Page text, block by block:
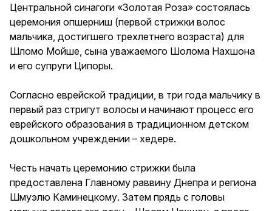
Центральной синагоги «Золотая Роза» состоялась
церемония опшерниш (первой стрижки волос
мальчика, достигшего трехлетнего возраста) для
Шломо Мойше, сына уважаемого Шолома Нахшона
и его супруги Ципоры.
Согласно еврейской традиции, в три года мальчику в
первый раз стригут волосы и начинают процесс его
еврейского образования в традиционном детском
дошкольном учреждении – хедере.
Честь начать церемонию стрижки была
предоставлена Главному раввину Днепра и региона
Шмуэлю Каминецкому. Затем прядь с головы